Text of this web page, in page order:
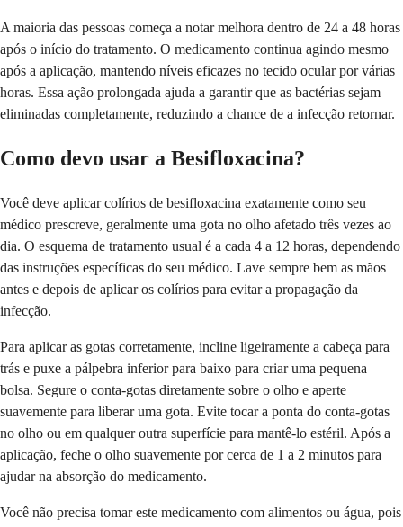
A maioria das pessoas começa a notar melhora dentro de 24 a 48 horas
após o início do tratamento. O medicamento continua agindo mesmo
após a aplicação, mantendo níveis eficazes no tecido ocular por várias
horas. Essa ação prolongada ajuda a garantir que as bactérias sejam
eliminadas completamente, reduzindo a chance de a infecção retornar.
Como devo usar a Besifloxacina?
Você deve aplicar colírios de besifloxacina exatamente como seu
médico prescreve, geralmente uma gota no olho afetado três vezes ao
dia. O esquema de tratamento usual é a cada 4 a 12 horas, dependendo
das instruções específicas do seu médico. Lave sempre bem as mãos
antes e depois de aplicar os colírios para evitar a propagação da
infecção.
Para aplicar as gotas corretamente, incline ligeiramente a cabeça para
trás e puxe a pálpebra inferior para baixo para criar uma pequena
bolsa. Segure o conta-gotas diretamente sobre o olho e aperte
suavemente para liberar uma gota. Evite tocar a ponta do conta-gotas
no olho ou em qualquer outra superfície para mantê-lo estéril. Após a
aplicação, feche o olho suavemente por cerca de 1 a 2 minutos para
ajudar na absorção do medicamento.
Você não precisa tomar este medicamento com alimentos ou água, pois